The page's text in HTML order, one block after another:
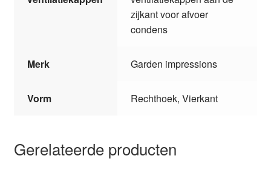
zijkant voor afvoer
condens
Merk Garden impressions
Vorm Rechthoek, Vierkant
Gerelateerde producten